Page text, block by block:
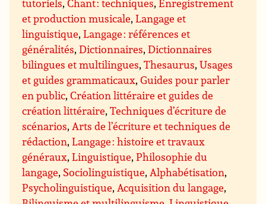
tutoriels,Chant : techniques,Enregistrement
et production musicale,Langage et
linguistique,Langage : références et
généralités,Dictionnaires,Dictionnaires
bilingues et multilingues,Thesaurus,Usages
et guides grammaticaux,Guides pour parler
en public,Création littéraire et guides de
création littéraire,Techniques d’écriture de
scénarios,Arts de l’écriture et techniques de
rédaction,Langage : histoire et travaux
généraux,Linguistique,Philosophie du
langage, Sociolinguistique,Alphabétisation,
Psycholinguistique,Acquisition du langage,